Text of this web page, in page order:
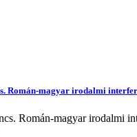
Román-magyar irodalmi
Román-magyar irodalmi